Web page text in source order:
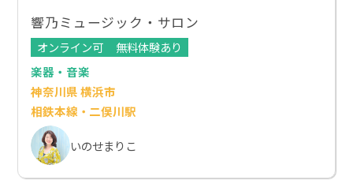
響乃ミュージック・サロン
オンライン可
無料体験あり
楽器・音楽
神奈川県 横浜市
相鉄本線・二俣川駅
いのせまりこ